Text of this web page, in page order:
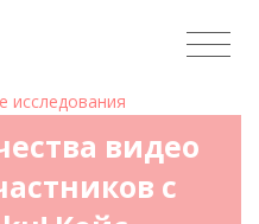
исследования
видео
с